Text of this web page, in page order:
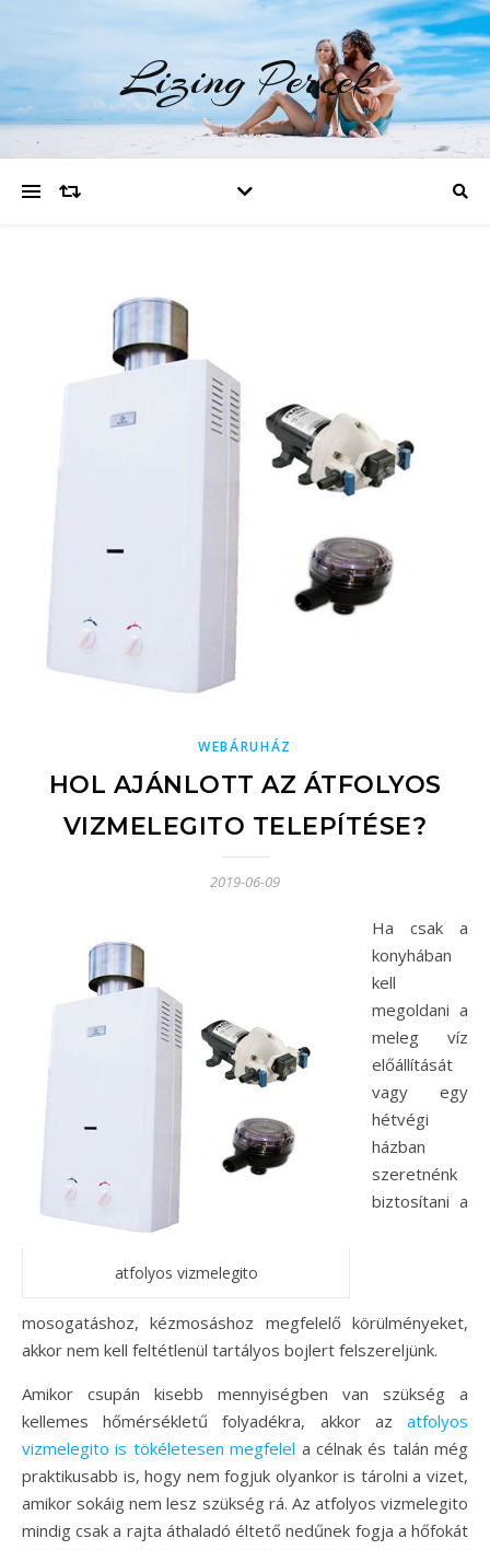
Lizing Percek
WEBÁRUHÁZ
HOL AJÁNLOTT AZ ÁTFOLYOS
VIZMELEGITO TELEPÍTÉSE?
2019-06-09
atfolyos vizmelegito
Ha csak a
konyhában
kell
megoldani a
meleg víz
előállítását
vagy egy
hétvégi
házban
szeretnénk
biztosítani a
mosogatáshoz, kézmosáshoz megfelelő körülményeket,
akkor nem kell feltétlenül tartályos bojlert felszereljünk.
Amikor csupán kisebb mennyiségben van szükség a
kellemes hőmérsékletű folyadékra, akkor az atfolyos
vizmelegito is tökéletesen megfelel a célnak és talán még
praktikusabb is, hogy nem fogjuk olyankor is tárolni a vizet,
amikor sokáig nem lesz szükség rá. Az atfolyos vizmelegito
mindig csak a rajta áthaladó éltető nedűnek fogja a hőfokát